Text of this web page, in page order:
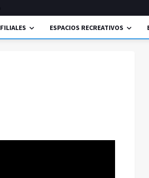
FILIALES ESPACIOS RECREATIVOS